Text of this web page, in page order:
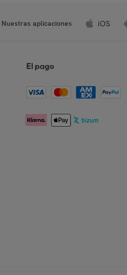
Nuestras aplicaciones iOS
El pago